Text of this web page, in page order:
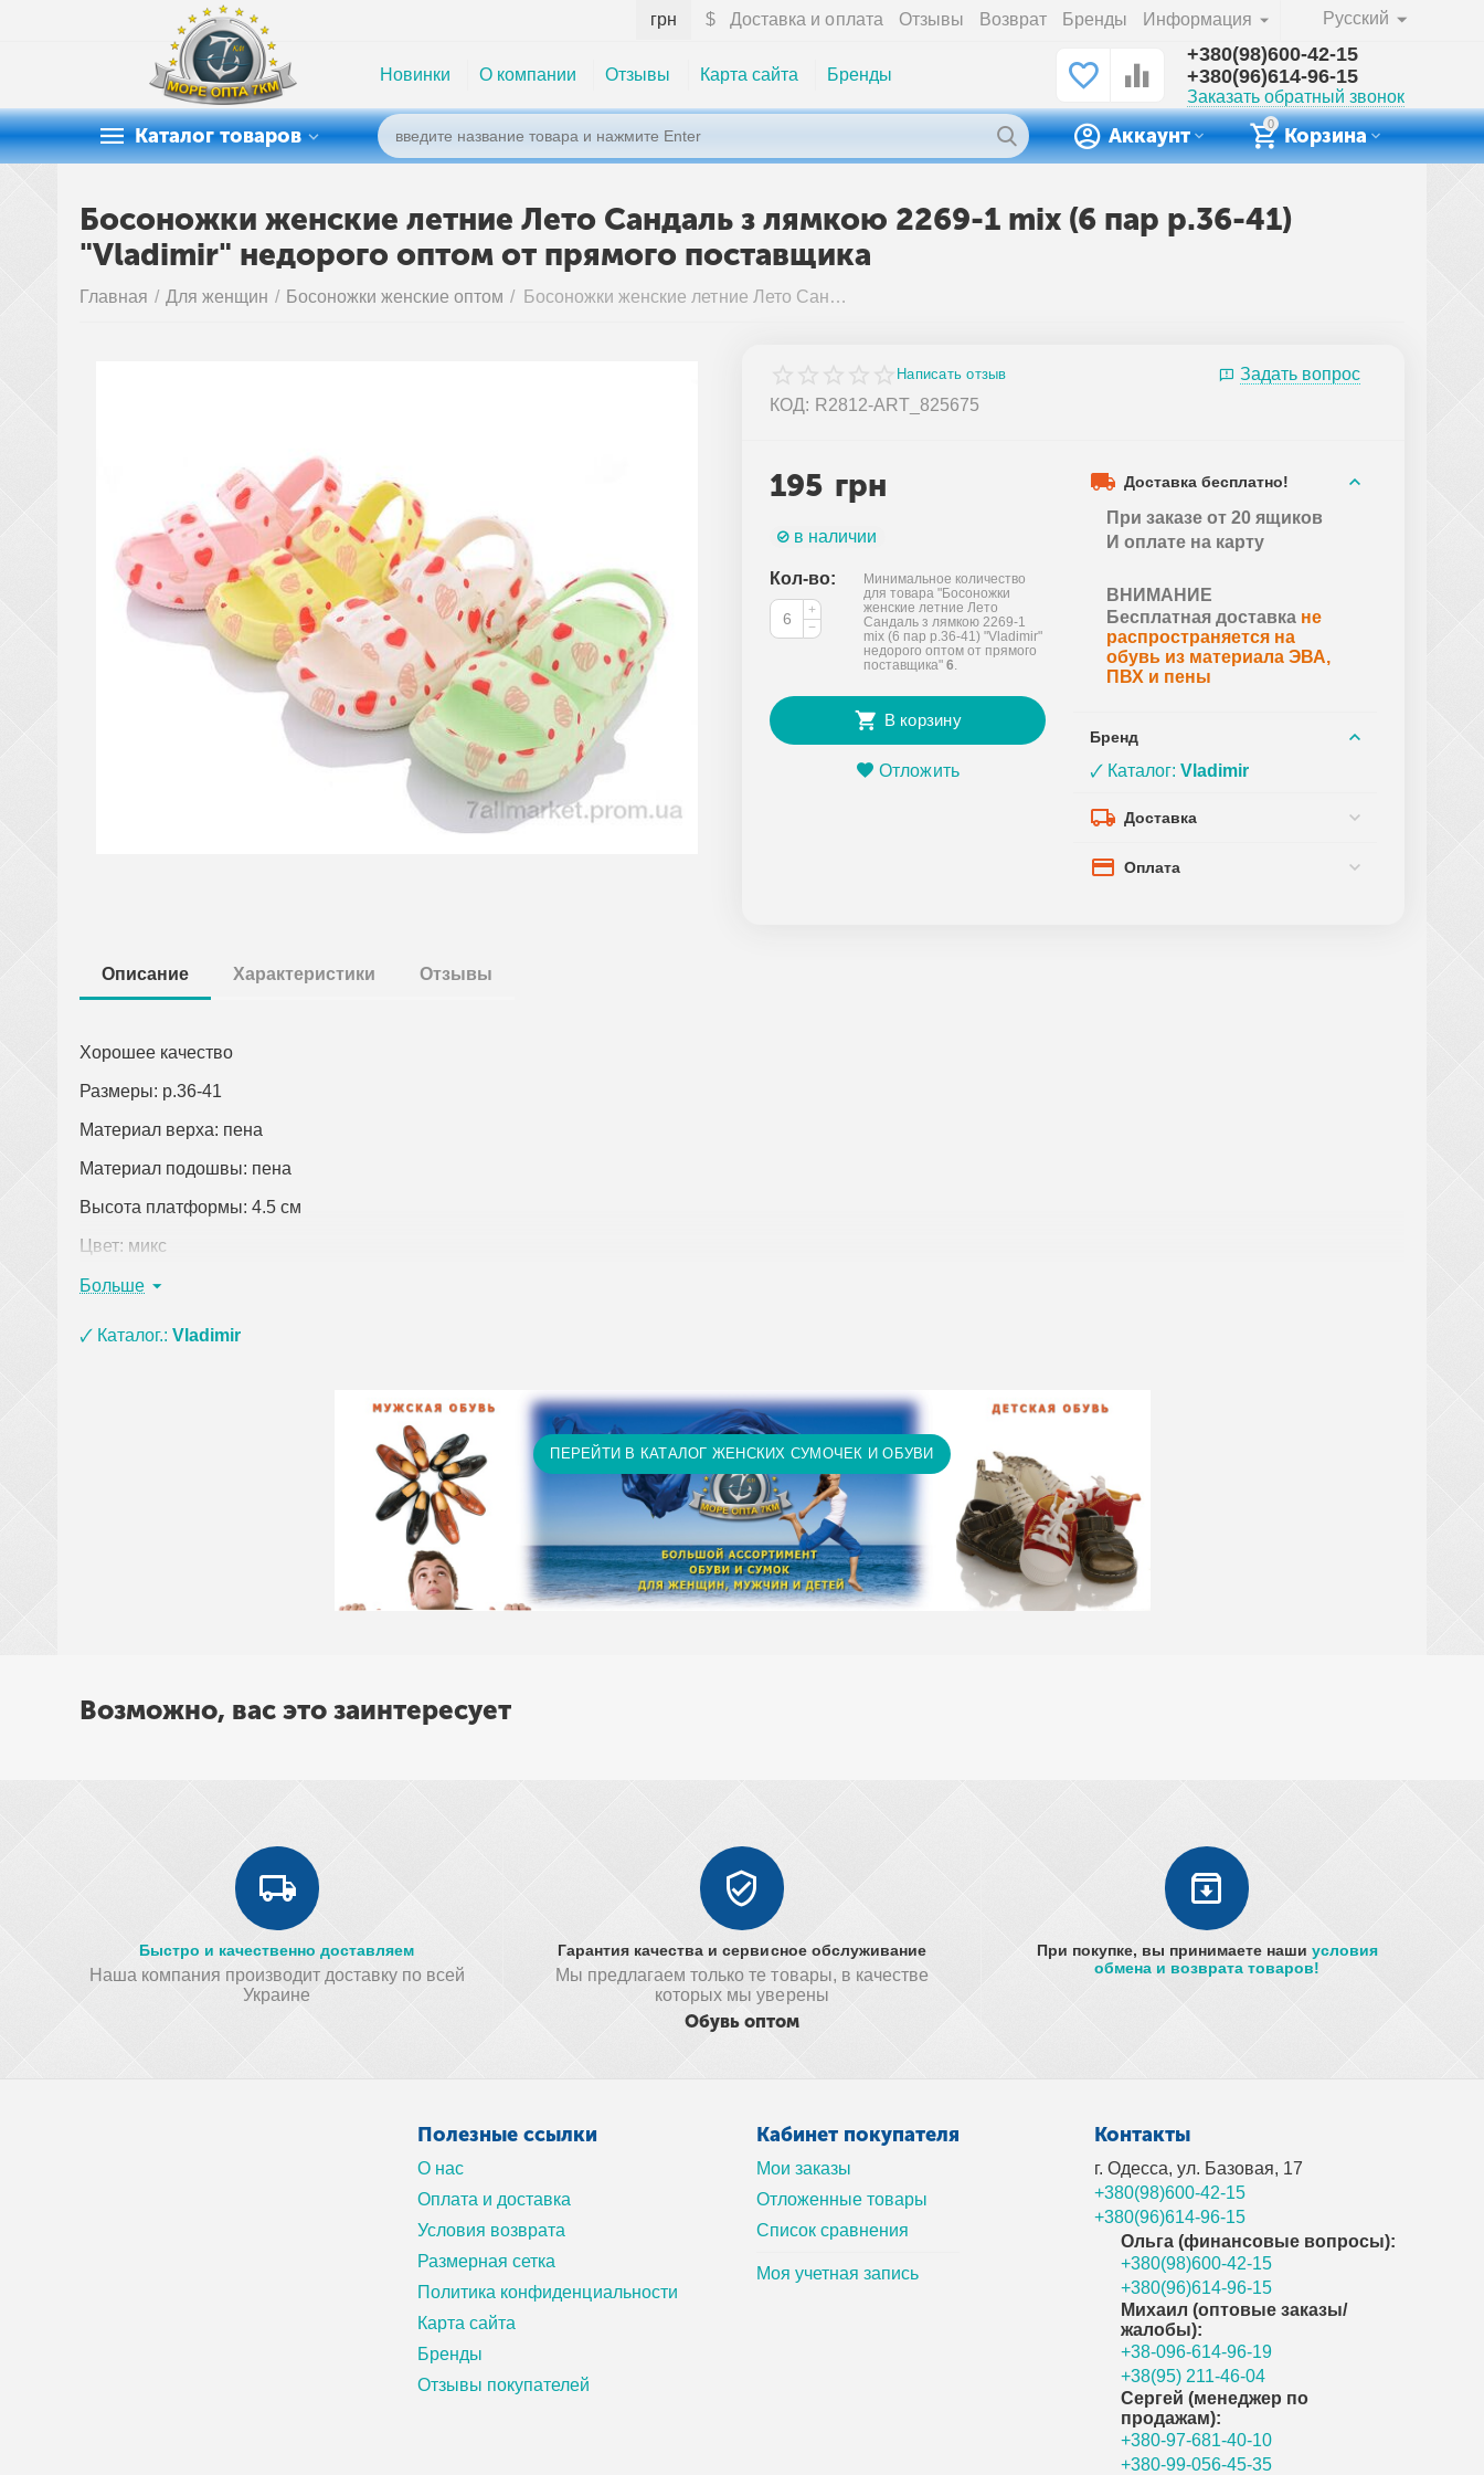
Русский
Доставка и оплата Отзывы Возврат Бренды Информация
грн $
Новинки О компании Отзывы Карта сайта Бренды
+380(98)600-42-15
+380(96)614-96-15
Заказать обратный звонок
Каталог товаров
0
Корзина
Аккаунт
Босоножки женские летние Лето Сандаль з лямкою 2269-1 mix (6 пар р.36-41)
"Vladimir" недорого оптом от прямого поставщика
Главная / Для женщин / Босоножки женские оптом / Босоножки женские летние Лето Сандаль з лямкою 2269-1 mix (6 пар р.36-41) "Vladimir" недорого оптом от прямого поставщика
Написать отзыв
Задать вопрос
КОД: R2812-ART_825675
195 грн
в наличии
Кол-во:
+
−
Минимальное количество
для товара "Босоножки
женские летние Лето
Сандаль з лямкою 2269-1
mix (6 пар р.36-41) "Vladimir"
недорого оптом от прямого
поставщика"6.
В корзину
Отложить
Доставка бесплатно!
При заказе от 20 ящиков
И оплате на карту
ВНИМАНИЕ
Бесплатная доставка не
распространяется на
обувь из материала ЭВА,
ПВХ и пены
Бренд
🗸 Каталог:Vladimir
Доставка
Оплата
Описание Характеристики Отзывы
Хорошее качество
Размеры: р.36-41
Материал верха: пена
Материал подошвы: пена
Высота платформы: 4.5 см
Цвет: микс
Страна-производитель: Китай
сумки, покрывала, постельное белье, полотенца и т.д.)
Больше
🗸 Каталог.:Vladimir
ПЕРЕЙТИ В КАТАЛОГ ЖЕНСКИХ СУМОЧЕК И ОБУВИ
Возможно, вас это заинтересует
Быстро и качественно доставляем
Наша компания производит доставку по всей
Украине
Гарантия качества и сервисное обслуживание
Мы предлагаем только те товары, в качестве
которых мы уверены
Обувь оптом
При покупке, вы принимаете наши условия
обмена и возврата товаров!
Полезные ссылки
О нас
Оплата и доставка
Условия возврата
Размерная сетка
Политика конфиденциальности
Карта сайта
Бренды
Отзывы покупателей
Кабинет покупателя
Мои заказы
Отложенные товары
Список сравнения
Моя учетная запись
Контакты
г. Одесса, ул. Базовая, 17
+380(98)600-42-15
+380(96)614-96-15
Ольга (финансовые вопросы):
+380(98)600-42-15
+380(96)614-96-15
Михаил (оптовые заказы/
жалобы):
+38-096-614-96-19
+38(95) 211-46-04
Сергей (менеджер по
продажам):
+380-97-681-40-10
+380-99-056-45-35